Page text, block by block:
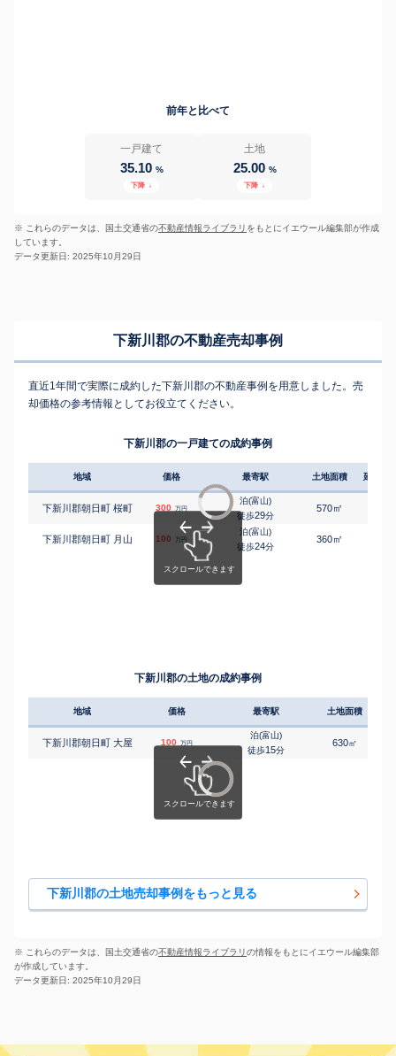
前年と比べて
一戸建て
35.10 %
下降 ↓
土地
25.00 %
下降 ↓
※ これらのデータは、国土交通省の不動産情報ライブラリ をもとにイエウール編集部が作成
しています。
データ更新日: 2025年10月29日
下新川郡の不動産売却事例
直近1年間で実際に成約した下新川郡の不動産事例を用意しました。売
却価格の参考情報としてお役立てください。
下新川郡の一戸建ての成約事例
地域 価格 最寄駅 土地面積 延床面
下新川郡朝日町 桜町 300 万円
泊(富山)
徒歩29分
570㎡
下新川郡朝日町 月山 100 万円
泊(富山)
徒歩24分
360㎡
下新川郡の土地の成約事例
地域 価格 最寄駅 土地面積
下新川郡朝日町 大屋 100 万円
泊(富山)
徒歩15分
630㎡
下新川郡の土地売却事例をもっと見る
※ これらのデータは、国土交通省の不動産情報ライブラリの情報をもとにイエウール編集部
が作成しています。
データ更新日: 2025年10月29日